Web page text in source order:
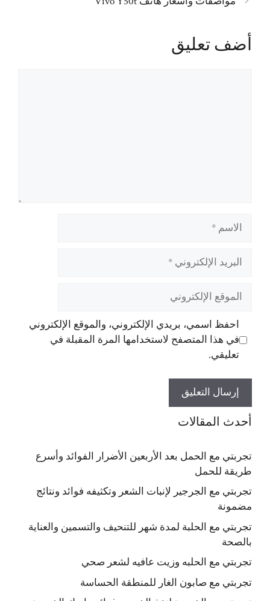
أضف تعليق
الاسم
البريد
الإلكتروني
الموقع
الإلكتروني
احفظ اسمي، بريدي الإلكتروني، والموقع الإلكتروني
في هذا المتصفح لاستخدامها المرة المقبلة في
تعليقي.
أحدث المقالات
تجربتي مع الحمل بعد الأربعين الأضرار الفوائد وأسرع
طريقة للحمل
تجربتي مع الجرجير لإنبات الشعر وتكثيفه فوائد ونتائج
مضمونة
تجربتي مع الحلبة لمدة شهر للتنحيف والتسمين والعناية
بالصحة
تجربتي مع الحلبه وزيت عافيه لشعر صحي
تجربتي مع صابون الغار للمنطقة الحساسة